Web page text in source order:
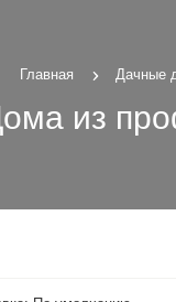
Главная Дачные
из